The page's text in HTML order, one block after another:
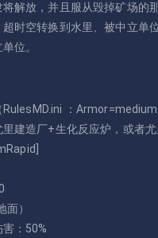
解放，并且服从毁掉矿场的
时空转换到水里、被中立单
位。
：Armor=medium
建造厂+生化反应炉，或者
面）
：50%